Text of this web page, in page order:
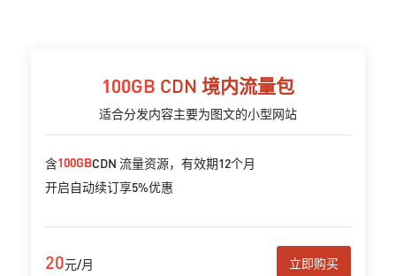
100GB CDN 境内流量包
适合分发内容主要为图文的小型网站
含100GBCDN 流量资源，有效期12个月
开启自动续订享5%优惠
20元/月 立即购买